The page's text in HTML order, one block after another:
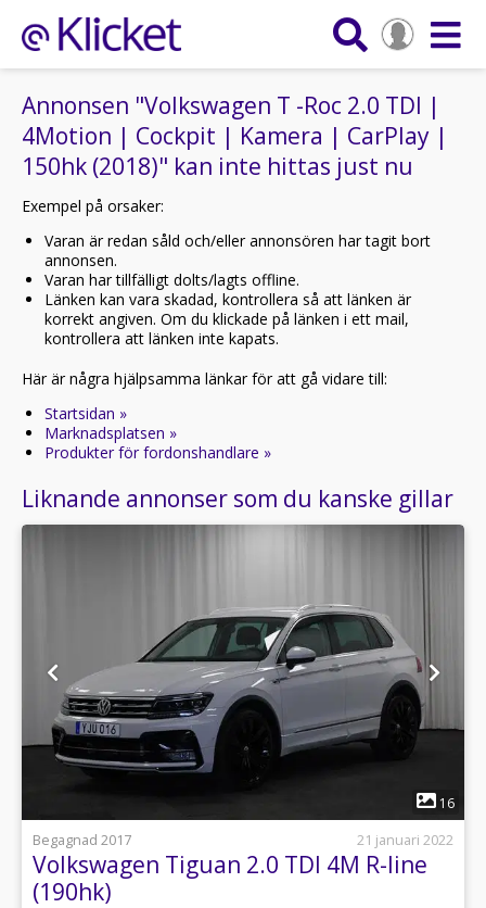
Annonsen "Volkswagen T -Roc 2.0 TDI |
4Motion | Cockpit | Kamera | CarPlay |
150hk (2018)" kan inte hittas just nu
Exempel på orsaker:
Varan är redan såld och/eller annonsören har tagit bort
annonsen.
Varan har tillfälligt dolts/lagts offline.
Länken kan vara skadad, kontrollera så att länken är
korrekt angiven. Om du klickade på länken i ett mail,
kontrollera att länken inte kapats.
Här är några hjälpsamma länkar för att gå vidare till:
Startsidan »
Marknadsplatsen »
Produkter för fordonshandlare »
Liknande annonser som du kanske gillar
16
Begagnad 2017
21 januari 2022
Volkswagen Tiguan 2.0 TDI 4M R-line
(190hk)